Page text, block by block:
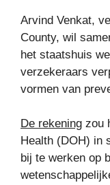
Arvind Venkat,
County, wil
het staatshuis
verzekeraars
vormen van
De rekening zou
Health (DOH) in
bij te werken op